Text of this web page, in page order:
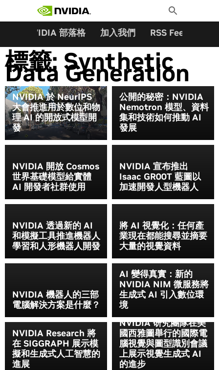
Toggle
Search
NVIDIA 部落格 加入我們 RSS Feeds
標籤: Synthetic
Data Generation
NVIDIA 於 NeurIPS
大會推進用於數位和物
理 AI 的開放式模型開
發
公開的秘密：NVIDIA
Nemotron 模型、資料
集和技術如何推動 AI
發展
NVIDIA 開放 Cosmos
世界基礎模型給實體
AI 開發者社群使用
NVIDIA 宣布推出
Isaac GR00T 藍圖以
加速開發人型機器人
NVIDIA 透過新的 AI
和模擬工具推進機器人
學習和人形機器人開發
將 AI 視覺化：任何產
業現在都能搜尋並摘要
大量的視覺資料
NVIDIA 機器人的三部
電腦解決方案是什麼？
AI 變得真實：新的
NVIDIA NIM 微服務將
生成式 AI 引入數位環
境
NVIDIA Research 將
在 SIGGRAPH 展示模
擬和生成式人工智慧的
進展
NVIDIA 研究團隊在美
國西雅圖舉行的國際電
腦視覺與圖型識別會議
上展示視覺生成式 AI
的進步